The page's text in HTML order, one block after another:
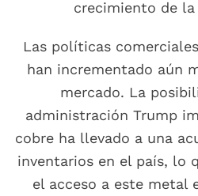
crecimiento de
Las políticas
han incrementado aún
mercado. La
administración Trump
cobre ha llevado a una
inventarios en el país, lo
el acceso a este metal